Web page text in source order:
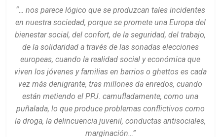
“… nos parece lógico que se produzcan tales incidentes
en nuestra sociedad, porque se promete una Europa del
bienestar social, del confort, de la seguridad, del trabajo,
de la solidaridad a través de las sonadas elecciones
europeas, cuando la realidad social y económica que
viven los jóvenes y familias en barrios o ghettos es cada
vez más denigrante, tras millones da enredos, cuando
están metiendo el PPJ. camufladamente, como una
puñalada, lo que produce problemas conflictivos como
la droga, la delincuencia juvenil, conductas antisociales,
marginación…”